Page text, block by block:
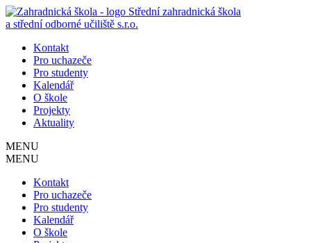
Střední zahradnická škola
a střední odborné učiliště s.r.o.
Kontakt
Pro uchazeče
Pro studenty
Kalendář
O škole
Projekty
Aktuality
MENU
MENU
Kontakt
Pro uchazeče
Pro studenty
Kalendář
O škole